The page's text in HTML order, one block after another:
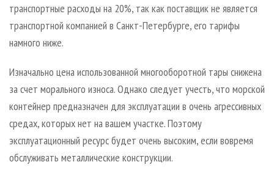
транспортные расходы на 20%, так как поставщик не является
транспортной компанией в Санкт-Петербурге, его тарифы
намного ниже.
Изначально цена использованной многооборотной тары снижена
за счет морального износа. Однако следует учесть, что морской
контейнер предназначен для эксплуатации в очень агрессивных
средах, которых нет на вашем участке. Поэтому
эксплуатационный ресурс будет очень высоким, если вовремя
обслуживать металлические конструкции.